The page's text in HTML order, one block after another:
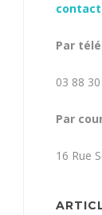
Par
03 88
Par
16 Rue